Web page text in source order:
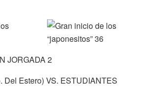
JORGADA 2
Del Estero) VS. ESTUDIANTES